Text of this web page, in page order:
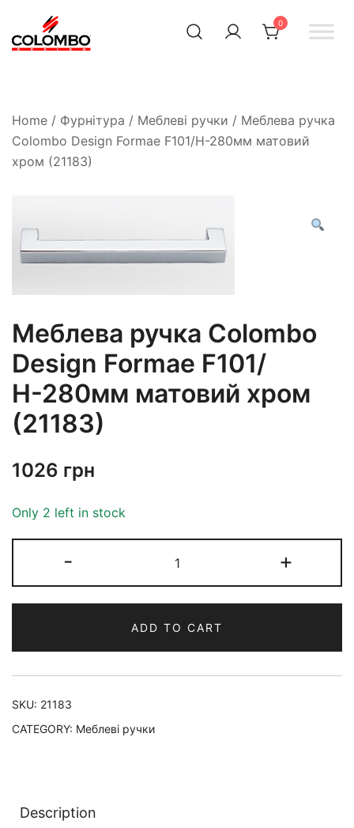
0
Home / Фурнітура / Меблеві ручки / Меблева ручка
Colombo Design Formae F101/Н-280мм матовий
хром (21183)
Меблева ручка Colombo
Design Formae F101/
Н-280мм матовий хром
(21183)
1026 грн
Only 2 left in stock
- +
ADD TO CART
SKU: 21183
CATEGORY: Меблеві ручки
Description